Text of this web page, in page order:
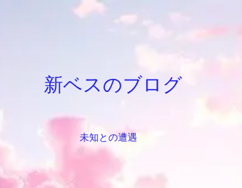
新ベスのブログ
未知との遭遇